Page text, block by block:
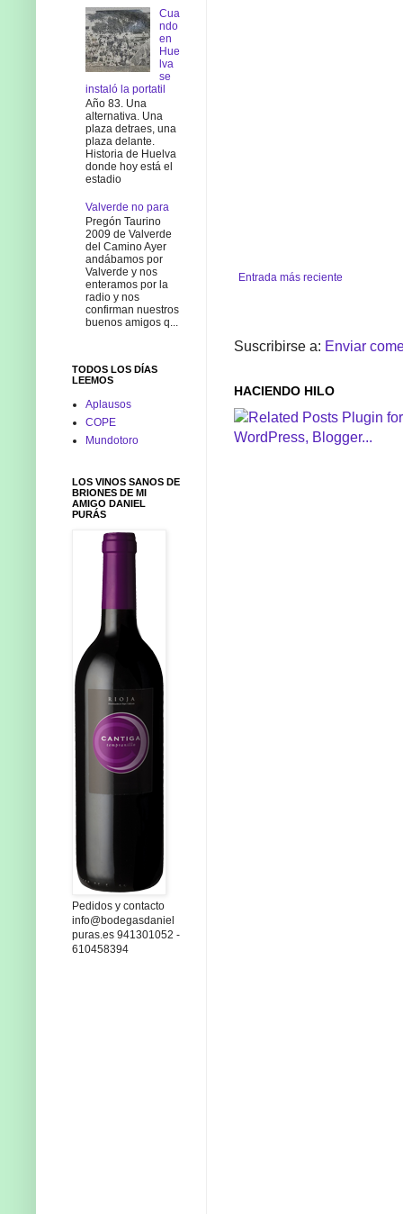
Entrada más reciente
Suscribirse a: Enviar
HACIENDO HILO
Cua
ndo
en
Hue
lva
se
instaló la portatil
Año 83. Una
alternativa. Una
plaza detraes, una
plaza delante.
Historia de Huelva
donde hoy está el
estadio
Valverde no para
Pregón Taurino
2009 de Valverde
del Camino Ayer
andábamos por
Valverde y nos
enteramos por la
radio y nos
confirman nuestros
buenos amigos q...
TODOS LOS DÍAS
LEEMOS
Aplausos
COPE
Mundotoro
LOS VINOS SANOS DE
BRIONES DE MI
AMIGO DANIEL
PURÁS
Pedidos y contacto
info@bodegasdaniel
puras.es 941301052 -
610458394